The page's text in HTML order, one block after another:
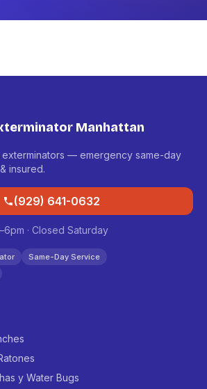
Manhattan
— emergency same-day
insured.
(929) 641-0632
· Closed Saturday
Same-Day Service
y Water Bugs